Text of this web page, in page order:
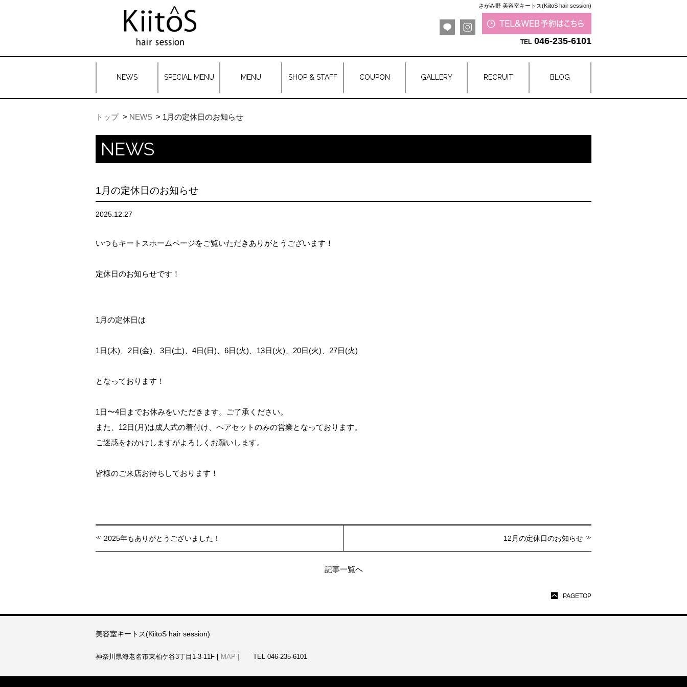
さがみ野 美容室キートス(KiitoS hair session)
046-235-6101
NEWS SPECIAL MENU MENU SHOP & STAFF COUPON GALLERY RECRUIT BLOG
トップ NEWS 1月の定休日のお知らせ
NEWS
1月の定休日のお知らせ
2025.12.27
いつもキートスホームページをご覧いただきありがとうございます！
定休日のお知らせです！
1月の定休日は
1日(木)、2日(金)、3日(土)、4日(日)、6日(火)、13日(火)、20日(火)、27日(火)
となっております！
1日〜4日までお休みをいただきます。ご了承ください。
また、12日(月)は成人式の着付け、ヘアセットのみの営業となっております。
ご迷惑をおかけしますがよろしくお願いします。
皆様のご来店お待ちしております！
2025年もありがとうございました！ 12月の定休日のお知らせ
記事一覧へ
PAGETOP
美容室キートス(KiitoS hair session)
神奈川県海老名市東柏ケ谷3丁目1-3-11F [ MAP ] TEL 046-235-6101